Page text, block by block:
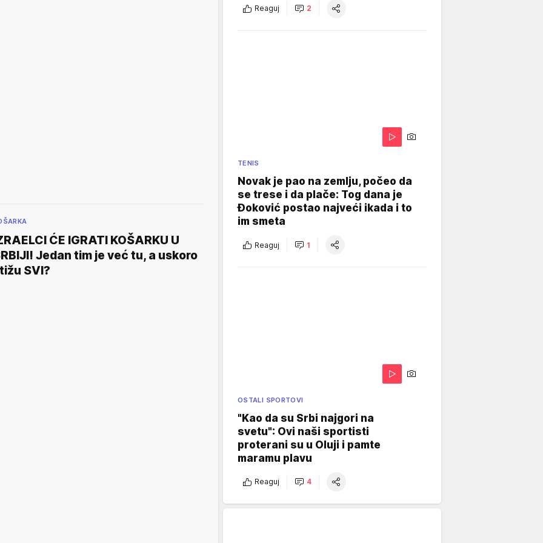
ĆE IGRATI KOŠARKU U
Jedan tim je već tu, a uskoro
SVI?
Reaguj 2
TENIS
Novak je pao na zemlju, počeo da
se trese i da plače: Tog dana je
Đoković postao najveći ikada i to
im smeta
Reaguj 1
OSTALI SPORTOVI
"Kao da su Srbi najgori na
svetu": Ovi naši sportisti
proterani su u Oluji i pamte
maramu plavu
Reaguj 4